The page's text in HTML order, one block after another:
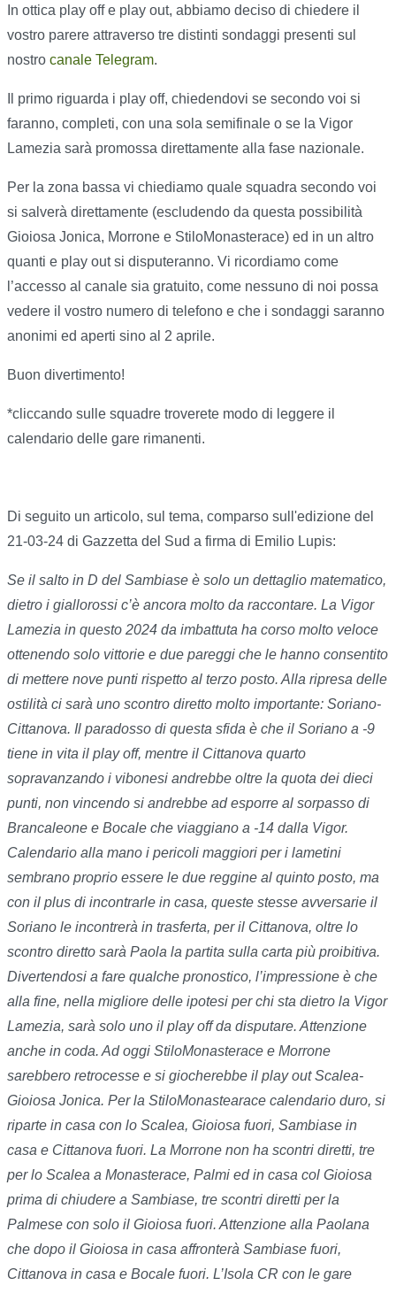
In ottica play off e play out, abbiamo deciso di chiedere il
vostro parere attraverso tre distinti sondaggi presenti sul
nostro canale Telegram.
Il primo riguarda i play off, chiedendovi se secondo voi si
faranno, completi, con una sola semifinale o se la Vigor
Lamezia sarà promossa direttamente alla fase nazionale.
Per la zona bassa vi chiediamo quale squadra secondo voi
si salverà direttamente (escludendo da questa possibilità
Gioiosa Jonica, Morrone e StiloMonasterace) ed in un altro
quanti e play out si disputeranno. Vi ricordiamo come
l’accesso al canale sia gratuito, come nessuno di noi possa
vedere il vostro numero di telefono e che i sondaggi saranno
anonimi ed aperti sino al 2 aprile.
Buon divertimento!
*cliccando sulle squadre troverete modo di leggere il
calendario delle gare rimanenti.
Di seguito un articolo, sul tema, comparso sull'edizione del
21-03-24 di Gazzetta del Sud a firma di Emilio Lupis:
Se il salto in D del Sambiase è solo un dettaglio matematico,
dietro i giallorossi c’è ancora molto da raccontare. La Vigor
Lamezia in questo 2024 da imbattuta ha corso molto veloce
ottenendo solo vittorie e due pareggi che le hanno consentito
di mettere nove punti rispetto al terzo posto. Alla ripresa delle
ostilità ci sarà uno scontro diretto molto importante: Soriano-
Cittanova. Il paradosso di questa sfida è che il Soriano a -9
tiene in vita il play off, mentre il Cittanova quarto
sopravanzando i vibonesi andrebbe oltre la quota dei dieci
punti, non vincendo si andrebbe ad esporre al sorpasso di
Brancaleone e Bocale che viaggiano a -14 dalla Vigor.
Calendario alla mano i pericoli maggiori per i lametini
sembrano proprio essere le due reggine al quinto posto, ma
con il plus di incontrarle in casa, queste stesse avversarie il
Soriano le incontrerà in trasferta, per il Cittanova, oltre lo
scontro diretto sarà Paola la partita sulla carta più proibitiva.
Divertendosi a fare qualche pronostico, l’impressione è che
alla fine, nella migliore delle ipotesi per chi sta dietro la Vigor
Lamezia, sarà solo uno il play off da disputare. Attenzione
anche in coda. Ad oggi StiloMonasterace e Morrone
sarebbero retrocesse e si giocherebbe il play out Scalea-
Gioiosa Jonica. Per la StiloMonastearace calendario duro, si
riparte in casa con lo Scalea, Gioiosa fuori, Sambiase in
casa e Cittanova fuori. La Morrone non ha scontri diretti, tre
per lo Scalea a Monasterace, Palmi ed in casa col Gioiosa
prima di chiudere a Sambiase, tre scontri diretti per la
Palmese con solo il Gioiosa fuori. Attenzione alla Paolana
che dopo il Gioiosa in casa affronterà Sambiase fuori,
Cittanova in casa e Bocale fuori. L’Isola CR con le gare